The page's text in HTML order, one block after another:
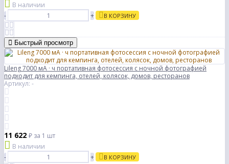
В наличии
-
+ В КОРЗИНУ
Быстрый просмотр
Lileng 7000 мА · ч портативная фотосессия с ночной фотографией
подходит для кемпинга, отелей, колясок, домов, ресторанов
Артикул: -
11 622 ₽ за 1 шт
В наличии
-
+ В КОРЗИНУ